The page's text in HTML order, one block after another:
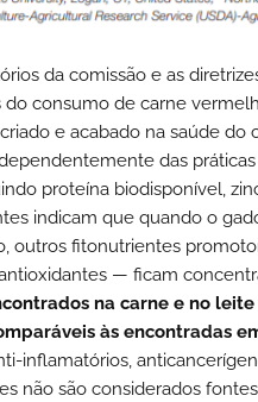
da comissão e as
do consumo de carne
e acabado na saúde do
das
proteína biodisponível,
indicam que quando o
outros fitonutrientes
— ficam
na carne e no
​​às encontradas
inflamatórios,
não são considerados